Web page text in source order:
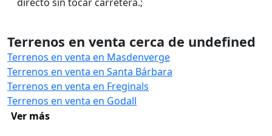
Terrenos en venta cerca de undefined
Terrenos en venta en Masdenverge
Terrenos en venta en Santa Bárbara
Terrenos en venta en Freginals
Terrenos en venta en Godall
Ver más